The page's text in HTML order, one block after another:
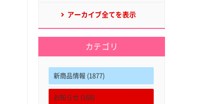
アーカイブ全てを表示
カテゴリ
新商品情報 (1877)
お知らせ (168)